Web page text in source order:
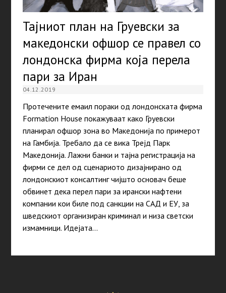
Тајниот план на Груевски за
македонски офшор се правел со
лондонска фирма која перела
пари за Иран
04.12.2019
Протечените емаил пораки од лондонската фирма
Formation House покажуваат како Груевски
планирал офшор зона во Македонија по примерот
на Гамбија. Требало да се вика Трејд Парк
Македонија. Лажни банки и тајна регистрација на
фирми се дел од сценариото дизајнирано од
лондонскиот консалтинг чијшто основач беше
обвинет дека перел пари за ирански нафтени
компании кои биле под санкции на САД и ЕУ, за
шведскиот организиран криминал и низа светски
измамници. Идејата…